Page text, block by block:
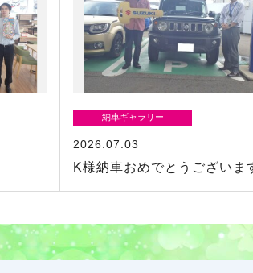
納車ギャラリー
2026.07.03
K様納車おめでとうございま